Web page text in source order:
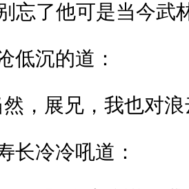
忘了他可是当今武
低沉的道：
，展兄，我也对浪
长冷冷吼道：